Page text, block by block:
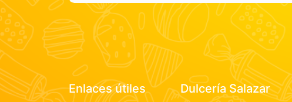
Enlaces útiles Dulcería Salazar